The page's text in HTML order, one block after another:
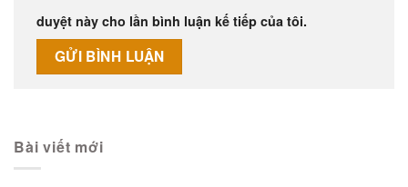
duyệt này cho lần bình luận kế tiếp của tôi.
Bài viết mới